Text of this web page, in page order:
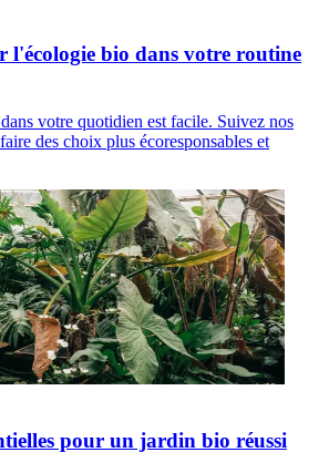
l'écologie bio dans votre routine
votre quotidien est facile. Suivez nos
des choix plus écoresponsables et
pour un jardin bio réussi